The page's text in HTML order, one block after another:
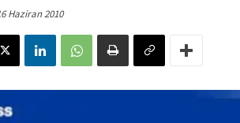
Haziran 2010